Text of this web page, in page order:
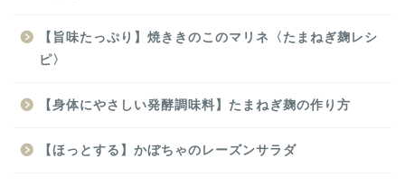
【旨味たっぷり】焼ききのこのマリネ〈たまねぎ麹レシ
ピ〉
【身体にやさしい発酵調味料】たまねぎ麹の作り方
【ほっとする】かぼちゃのレーズンサラダ